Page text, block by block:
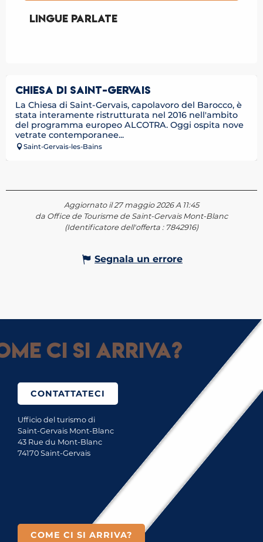
Lingue parlate
Lingue parlate
CHIESA DI SAINT-GERVAIS
La Chiesa di Saint-Gervais, capolavoro del Barocco, è
stata interamente ristrutturata nel 2016 nell'ambito
del programma europeo ALCOTRA. Oggi ospita nove
vetrate contemporanee...
Saint-Gervais-les-Bains
Aggiornato il 27 maggio 2026 A 11:45
da Office de Tourisme de Saint-Gervais Mont-Blanc
(Identificatore dell'offerta : 7842916)
Segnala un errore
ci si arriva?
CONTATTATECI
Ufficio del turismo di
Saint-Gervais Mont-Blanc
43 Rue du Mont-Blanc
74170 Saint-Gervais
COME CI SI ARRIVA?